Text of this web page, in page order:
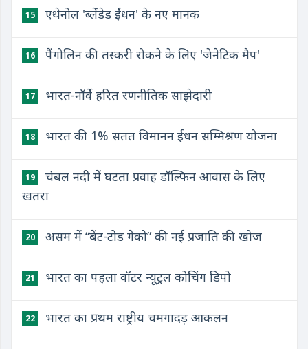
15 एथेनोल 'ब्लेंडेड ईंधन' के नए मानक
16 पैंगोलिन की तस्करी रोकने के लिए 'जेनेटिक मैप'
17 भारत-नॉर्वे हरित रणनीतिक साझेदारी
18 भारत की 1% सतत विमानन ईंधन सम्मिश्रण योजना
19
चंबल नदी में घटता प्रवाह डॉल्फिन आवास के लिए
खतरा
20 असम में “बेंट-टोड गेको” की नई प्रजाति की खोज
21 भारत का पहला वॉटर न्‍यूट्रल कोचिंग डिपो
22 भारत का प्रथम राष्ट्रीय चमगादड़ आकलन